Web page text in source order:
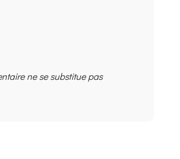
ne se substitue pas